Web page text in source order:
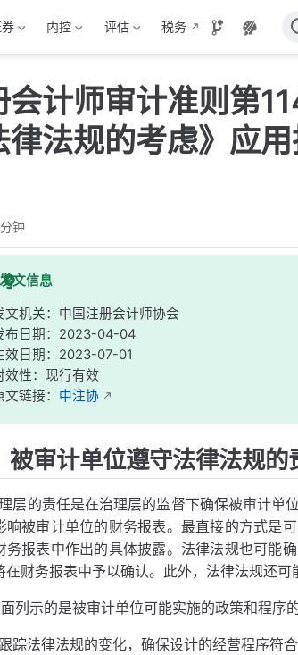
内控 评估 税务
会计师审计准则第
律法规的考虑》应
钟
发文信息
文机关：中国注册会计师协会
布日期：2023-04-04
效日期：2023-07-01
效性：现行有效
文链接： 中注协
被审计单位遵守法律法规的
层的责任是在治理层的监督下确保被审计单
响被审计单位的财务报表。最直接的方式是
务报表中作出的具体披露。法律法规也可能
在财务报表中予以确认。此外，法律法规还可
列示的是被审计单位可能实施的政策和程序
跟踪法律法规的变化，确保设计的经营程序符